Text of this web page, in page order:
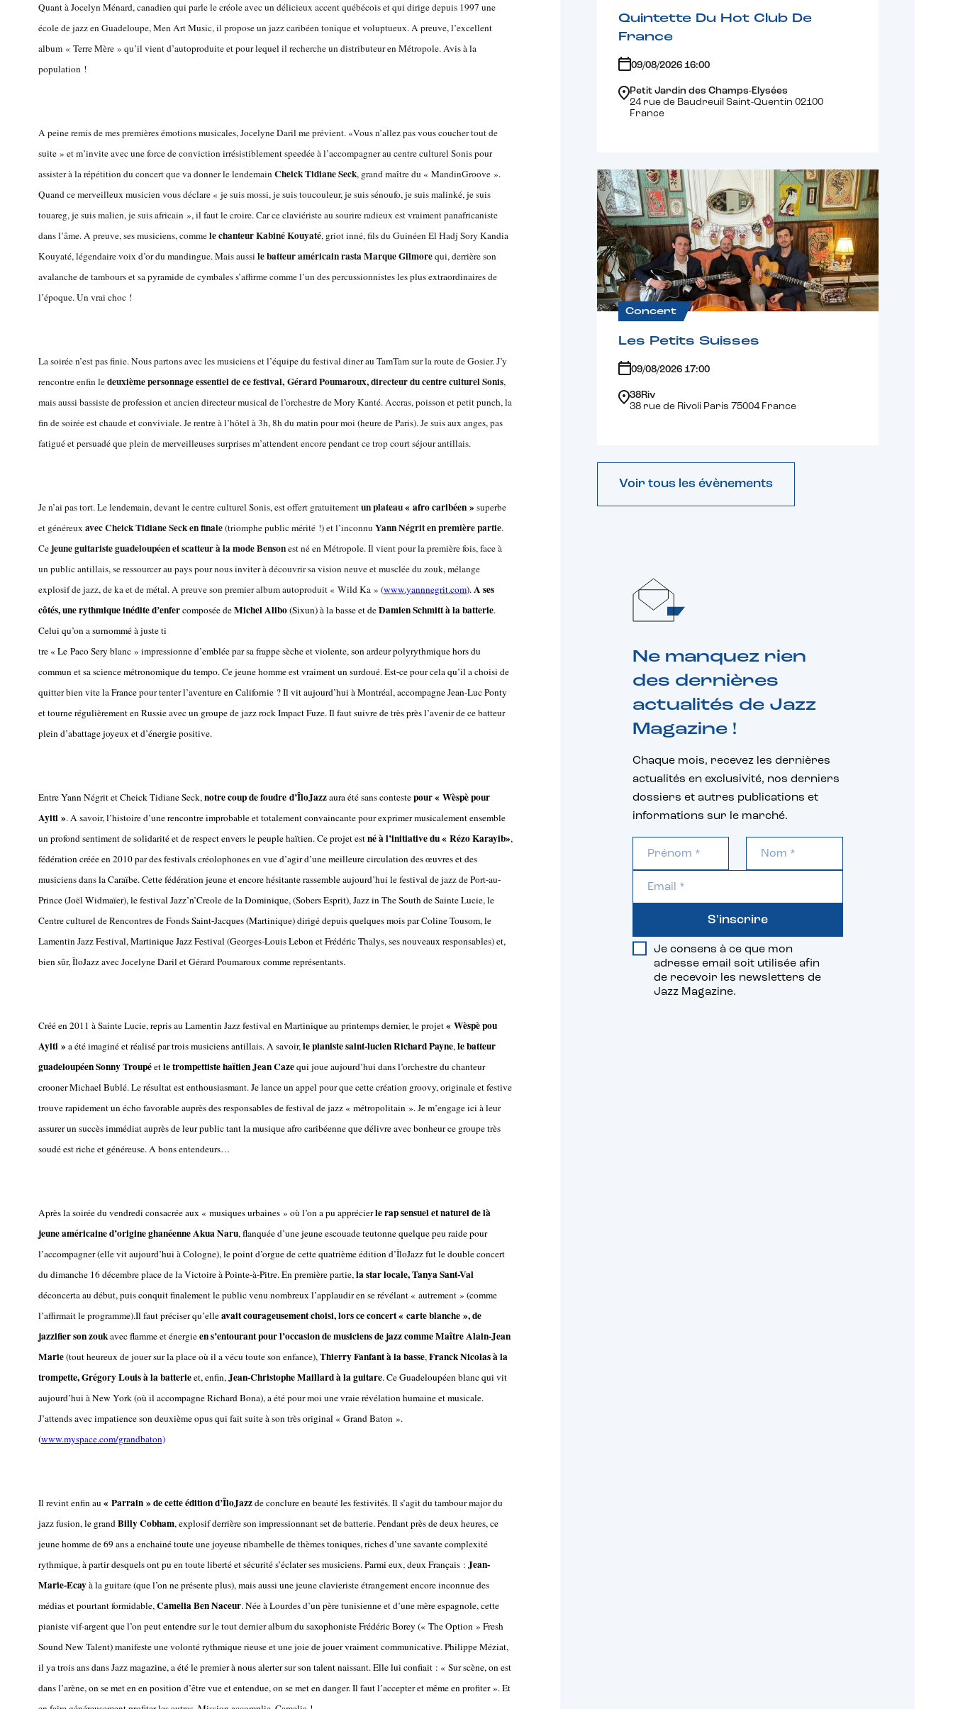
Quant à Jocelyn Ménard, canadien qui parle le créole avec un délicieux accent québécois et qui dirige depuis 1997 une
école de jazz en Guadeloupe, Men Art Music, il propose un jazz caribéen tonique et voluptueux. A preuve, l’excellent
album « Terre Mère » qu’il vient d’autoproduite et pour lequel il recherche un distributeur en Métropole. Avis à la
population !
A peine remis de mes premières émotions musicales, Jocelyne Daril me prévient. «Vous n’allez pas vous coucher tout de
suite » et m’invite avec une force de conviction irrésistiblement speedée à l’accompagner au centre culturel Sonis pour
assister à la répétition du concert que va donner le lendemainCheick Tidiane Seck, grand maître du « MandinGroove ».
Quand ce merveilleux musicien vous déclare « je suis mossi, je suis toucouleur, je suis sénoufo, je suis malinké, je suis
touareg, je suis malien, je suis africain », il faut le croire. Car ce claviéristeau sourire radieux est vraiment panafricaniste
dans l’âme. A preuve, ses musiciens, commele chanteurKabiné Kouyaté, griot inné,fils du Guinéen El Hadj Sory Kandia
Kouyaté, légendaire voix d’or du mandingue. Mais aussi le batteur américain rasta Marque Gilmorequi, derrière son
avalanche de tambours et sa pyramide de cymbales s’affirme comme l’un des percussionnistes les plus extraordinaires de
l’époque. Un vrai choc !
La soirée n’est pas finie. Nous partons avec les musiciens et l’équipe du festival diner au TamTam sur la route de Gosier. J’y
rencontre enfin ledeuxième personnage essentiel de ce festival, Gérard Poumaroux, directeur du centre culturel Sonis,
mais aussi bassiste de profession et ancien directeur musical de l’orchestre de Mory Kanté. Accras, poisson et petit punch, la
fin de soirée est chaude et conviviale. Je rentre à l’hôtel à 3h, 8h du matin pour moi (heure de Paris). Je suis aux anges, pas
fatigué et persuadé que plein de merveilleuses surprises m’attendent encore pendant ce trop court séjour antillais.
Je n’ai pas tort. Le lendemain, devant le centre culturel Sonis, est offert gratuitementun plateau« afro caribéen » superbe
et généreux avec Cheick Tidiane Seck en finale(triomphe public mérité !) et l’inconnu Yann Négrit en première partie.
Ce jeune guitariste guadeloupéen et scatteur à la mode Bensonest né en Métropole. Il vient pour la première fois, face à
un public antillais, se ressourcer au pays pour nous inviter à découvrir sa vision neuve et musclée du zouk, mélange
explosif de jazz, de ka et de métal. A preuve son premier album autoproduit « Wild Ka » (www.yannnegrit.com).A ses
côtés, une rythmique inédite d’enfercomposée deMichel Alibo(Sixun) à la basse et deDamien Schmitt à la batterie.
Celui qu’on a surnommé à juste ti
tre « Le Paco Sery blanc » impressionne d’emblée par sa frappe sèche et violente, son ardeur polyrythmique hors du
commun et sa science métronomique du tempo. Ce jeune homme est vraiment un surdoué. Est-ce pour cela qu’il a choisi de
quitter bien vite la France pour tenter l’aventure en Californie ? Il vit aujourd’hui à Montréal, accompagne Jean-Luc Ponty
et tourne régulièrement en Russie avec un groupe de jazz rock Impact Fuze. Il faut suivre de très près l’avenir de ce batteur
plein d’abattage joyeux et d’énergie positive.
Entre Yann Négrit et Cheick Tidiane Seck,notre coup de foudre d’ÎloJazzaura été sans contestepour « Wèspè pour
Ayiti ». A savoir, l’histoire d’une rencontre improbable et totalement convaincante pour exprimer musicalement ensemble
un profond sentiment de solidarité et de respect envers le peuple haïtien. Ce projet estné à l’initiative du « Rézo Karayib»,
fédération créée en 2010 par des festivals créolophones en vue d’agir d’une meilleure circulation des œuvres et des
musiciens dans la Caraïbe. Cette fédération jeune et encore hésitante rassemble aujourd’hui le festival de jazz de Port-au-
Prince (Joël Widmaïer), le festival Jazz’n’Creole de la Dominique, (Sobers Esprit), Jazz in The South de Sainte Lucie, le
Centre culturel de Rencontres de Fonds Saint-Jacques (Martinique) dirigé depuis quelques mois par Coline Tousom, le
Lamentin Jazz Festival, Martinique Jazz Festival (Georges-Louis Lebon et Frédéric Thalys, ses nouveaux responsables) et,
bien sûr, ÎloJazz avec Jocelyne Daril et Gérard Poumaroux comme représentants.
Créé en 2011 à Sainte Lucie, repris au Lamentin Jazz festival en Martinique au printemps dernier, le projet« Wèspè pou
Ayiti » a été imaginé et réalisé par trois musiciens antillais. A savoir,le pianiste saint-lucien Richard Payne,le batteur
guadeloupéen Sonny Troupéetle trompettiste haïtien Jean Cazequi joue aujourd’hui dans l’orchestre du chanteur
crooner Michael Bublé. Le résultat est enthousiasmant. Je lance un appel pour que cette création groovy, originale et festive
trouve rapidement un écho favorable auprès des responsables de festival de jazz « métropolitain ». Je m’engage ici à leur
assurer un succès immédiat auprès de leur public tant la musique afro caribéenne que délivre avec bonheur ce groupe très
soudé est riche et généreuse. A bons entendeurs…
Après la soirée du vendredi consacrée aux « musiques urbaines » où l’on a pu apprécierle rap sensuel et naturel de là
jeune américaine d’origine ghanéenne Akua Naru, flanquée d’une jeune escouade teutonne quelque peu raide pour
l’accompagner (elle vit aujourd’hui à Cologne), le point d’orgue de cette quatrième édition d’ÎloJazz fut le double concert
du dimanche 16 décembre place de la Victoire à Pointe-à-Pitre. En première partie,la star locale, Tanya Sant-Val
déconcerta au début, puis conquit finalement le public venu nombreux l’applaudir en se révélant « autrement » (comme
l’affirmait le programme).Il faut préciser qu’elleavait courageusement choisi, lors ce concert « carte blanche », de
jazzifier son zoukavec flamme et énergieen s’entourant pour l’occasion de musiciens de jazz comme Maître Alain-Jean
Marie(tout heureux de jouer sur la place où il a vécu toute son enfance),Thierry Fanfant à la basse,Franck Nicolas à la
trompette, Grégory Louis à la batterieet, enfin,Jean-Christophe Maillard à la guitare. Ce Guadeloupéen blanc qui vit
aujourd’hui à New York (où il accompagne Richard Bona), a été pour moi une vraie révélation humaine et musicale.
J’attends avec impatience son deuxième opus qui fait suite à son très original « Grand Baton ».
(www.myspace.com/grandbaton)
Il revint enfin au « Parrain » de cette édition d’ÎloJazzde conclure en beauté les festivités. Il s’agit du tambour major du
jazz fusion, le grandBilly Cobham, explosif derrière son impressionnant set de batterie. Pendant près de deux heures, ce
jeune homme de 69 ans a enchainé toute une joyeuse ribambelle de thèmes toniques, riches d’une savante complexité
rythmique, à partir desquels ont pu en toute liberté et sécurité s’éclater ses musiciens. Parmi eux, deux Français : Jean-
Marie-Ecayà la guitare (que l’on ne présente plus), mais aussi une jeune clavieriste étrangement encore inconnue des
médias et pourtant formidable,Camelia Ben Naceur. Née à Lourdes d’un père tunisienne et d’une mère espagnole, cette
pianiste vif-argent que l’on peut entendre sur le tout dernier album du saxophoniste Frédéric Borey (« The Option » Fresh
Sound New Talent) manifeste une volonté rythmique rieuse et une joie de jouer vraiment communicative. Philippe Méziat,
il ya trois ans dans Jazz magazine, a été le premier à nous alerter sur son talent naissant. Elle lui confiait : « Sur scène, on est
dans l’arène, on se met en en position d’être vue et entendue, on se met en danger. Il faut l’accepter et même en profiter ». Et
Quintette Du Hot Club De
France
09/08/2026 16:00
Petit Jardin des Champs-Elysées
24 rue de Baudreuil Saint-Quentin 02100
France
Concert
Les Petits Suisses
09/08/2026 17:00
38Riv
38 rue de Rivoli Paris 75004 France
Voir tous les évènements
Ne manquez rien
des dernières
actualités de Jazz
Magazine !
Chaque mois, recevez les dernières
actualités en exclusivité, nos derniers
dossiers et autres publications et
informations sur le marché.
Je consens à ce que mon
adresse email soit utilisée afin
de recevoir les newsletters de
Jazz Magazine.
S'inscrire